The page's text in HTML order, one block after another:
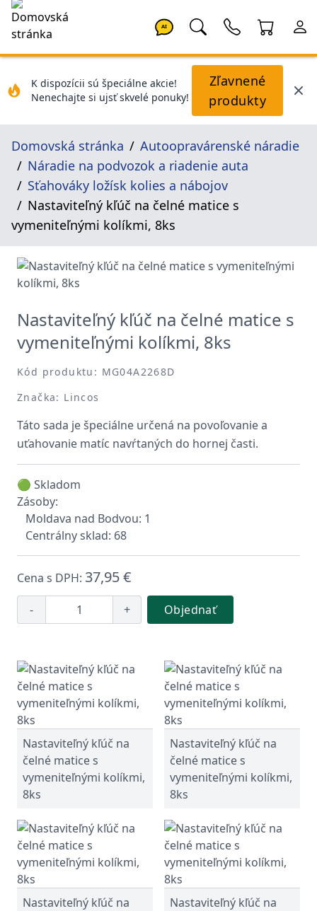
AI
K dispozícii sú špeciálne akcie!
Nenechajte si ujsť skvelé ponuky!
Zľavnené
produkty
Domovská stránka
Autoopravárenské náradie
Náradie na podvozok a riadenie auta
Sťahováky ložísk kolies a nábojov
Nastaviteľný kľúč na čelné matice s
vymeniteľnými kolíkmi, 8ks
Nastaviteľný kľúč na čelné matice s
vymeniteľnými kolíkmi, 8ks
Kód produktu: MG04A2268D
Značka: Lincos
Táto sada je špeciálne určená na povoľovanie a
uťahovanie matíc navŕtaných do hornej časti.
🟢 Skladom
Zásoby:
Moldava nad Bodvou: 1
Centrálny sklad: 68
Cena s DPH: 37,95 €
- + Objednať
Nastaviteľný kľúč na
čelné matice s
vymeniteľnými kolíkmi,
8ks
Nastaviteľný kľúč na
čelné matice s
vymeniteľnými kolíkmi,
8ks
Nastaviteľný kľúč na
Nastaviteľný kľúč na